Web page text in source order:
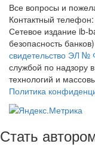
Все вопросы и
Контактный телефон:
Сетевое издание ib-
безопасность
свидетельство ЭЛ №
службой по надзору
технологий и
Политика
Стать